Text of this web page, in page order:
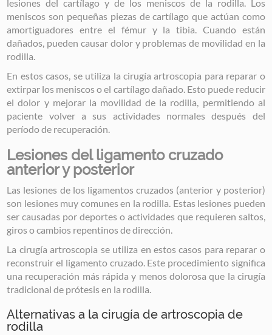
lesiones del cartílago y de los meniscos de la rodilla. Los
meniscos son pequeñas piezas de cartílago que actúan como
amortiguadores entre el fémur y la tibia. Cuando están
dañados, pueden causar dolor y problemas de movilidad en la
rodilla.
En estos casos, se utiliza la cirugía artroscopia para reparar o
extirpar los meniscos o el cartílago dañado. Esto puede reducir
el dolor y mejorar la movilidad de la rodilla, permitiendo al
paciente volver a sus actividades normales después del
período de recuperación.
Lesiones del ligamento cruzado
anterior y posterior
Las lesiones de los ligamentos cruzados (anterior y posterior)
son lesiones muy comunes en la rodilla. Estas lesiones pueden
ser causadas por deportes o actividades que requieren saltos,
giros o cambios repentinos de dirección.
La cirugía artroscopia se utiliza en estos casos para reparar o
reconstruir el ligamento cruzado. Este procedimiento significa
una recuperación más rápida y menos dolorosa que la cirugía
tradicional de prótesis en la rodilla.
Alternativas a la cirugía de artroscopia de
rodilla